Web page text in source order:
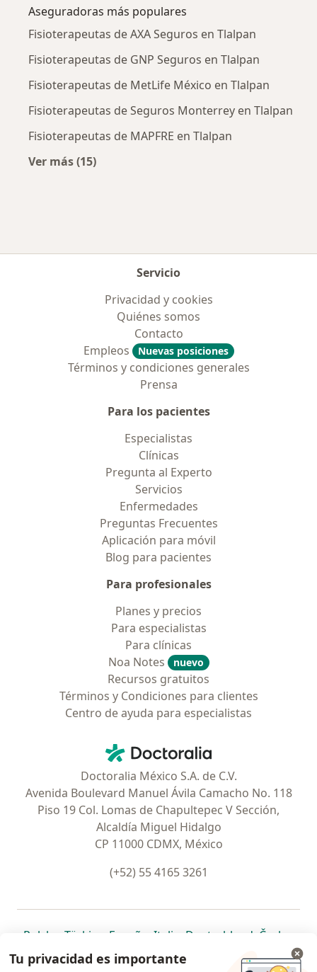
Aseguradoras más populares
Fisioterapeutas de AXA Seguros en Tlalpan
Fisioterapeutas de GNP Seguros en Tlalpan
Fisioterapeutas de MetLife México en Tlalpan
Fisioterapeutas de Seguros Monterrey en Tlalpan
Fisioterapeutas de MAPFRE en Tlalpan
Ver más (15)
Servicio
Privacidad y cookies
Quiénes somos
Contacto
Empleos
Nuevas posiciones
Términos y condiciones generales
Prensa
Para los pacientes
Especialistas
Clínicas
Pregunta al Experto
Servicios
Enfermedades
Preguntas Frecuentes
Aplicación para móvil
Blog para pacientes
Para profesionales
Planes y precios
Para especialistas
Para clínicas
Noa Notes
nuevo
Recursos gratuitos
Términos y Condiciones para clientes
Centro de ayuda para especialistas
Doctoralia - Página de inicio
Doctoralia México S.A. de C.V.
Avenida Boulevard Manuel Ávila Camacho No. 118
Piso 19 Col. Lomas de Chapultepec V Sección,
Alcaldía Miguel Hidalgo
CP 11000 CDMX, México
(+52) 55 4165 3261
Polska se abre en una nueva pestaña
Türkiye se abre en una nueva pestaña
España se abre en una nueva pestaña
Italia se abre en una nueva
Deutschlandse abre en
Česko
Portugal
se abre en una nueva pestaña
México se abre en una nueva pestaña
Chile se abre en una nueva pestaña
Brasil se abre en una nueva
se abre en
se
se abre en una nueva
Tu privacidad es importante